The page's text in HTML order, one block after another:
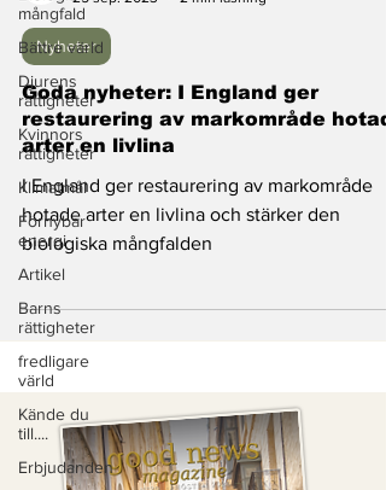
mångfald
Bättre värld
Djurens
rättigheter
Kvinnors
rättigheter
Klimatmål
Förnybar
energi
Artikel
Barns
rättigheter
fredligare
värld
Kände du
till....
Erbjudanden
Nyheter
Goda nyheter: I England ger
restaurering av markområde
arter en livlina
I England ger restaurering av markområde
hotade arter en livlina och stärker den
biologiska mångfalden